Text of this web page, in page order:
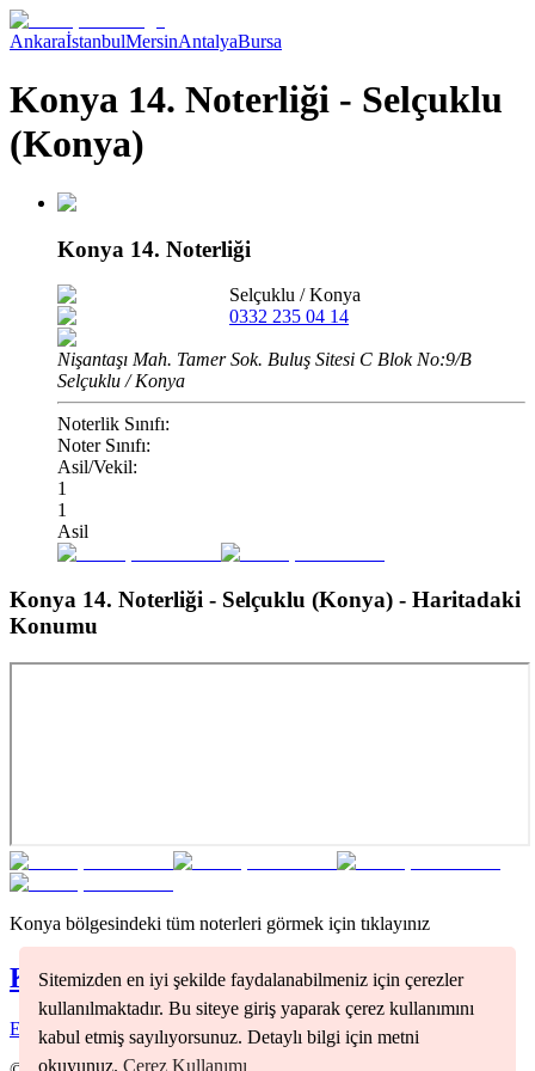
Sitemizden en iyi şekilde faydalanabilmeniz için çerezler
kullanılmaktadır. Bu siteye giriş yaparak çerez kullanımını
kabul etmiş sayılıyorsunuz. Detaylı bilgi için metni
okuyunuz. Çerez Kullanımı
AnkaraİstanbulMersinAntalyaBursa
Konya 14. Noterliği - Selçuklu
(Konya)
Konya 14. Noterliği
Selçuklu /Konya
0332 235 04 14
Nişantaşı Mah. Tamer Sok. Buluş Sitesi C Blok No:9/B
Selçuklu / Konya
Noterlik Sınıfı:
Noter Sınıfı:
Asil/Vekil:
1
1
Asil
Konya 14. Noterliği - Selçuklu (Konya) - Haritadaki
Konumu
Konya bölgesindeki tüm noterleri görmek için tıklayınız
KonyaNoterleri
Ereğli ( ) Selçuklu 3